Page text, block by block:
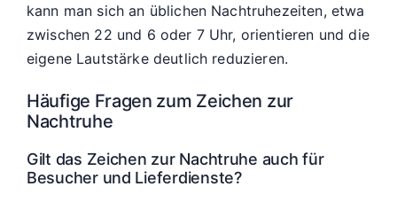
kann man sich an üblichen Nachtruhezeiten, etwa
zwischen 22 und 6 oder 7 Uhr, orientieren und die
eigene Lautstärke deutlich reduzieren.
Häufige Fragen zum Zeichen zur
Nachtruhe
Gilt das Zeichen zur Nachtruhe auch für
Besucher und Lieferdienste?